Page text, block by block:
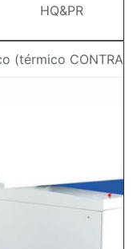
HQ&PR
(térmico CONTRA